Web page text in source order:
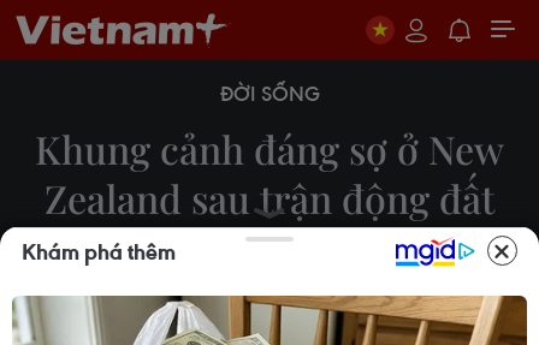
ĐỜI SỐNG
Khung cảnh đáng sợ ở New
Zealand sau trận động đất
mạnh 7,8 độ Richter
Huy Đồng
Khám phá thêm